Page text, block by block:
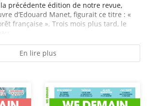
précédente édition de notre revue,
d’Edouard Manet, figurait ce titre : «
française ». Trois mois plus tard, le
En lire plus